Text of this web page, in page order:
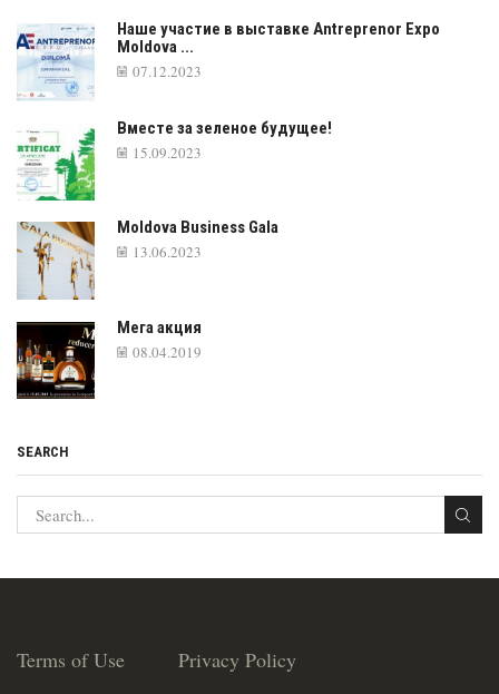
Наше участие в выставке Antreprenor Expo
Moldova ...
07.12.2023
Вместе за зеленое будущее!
15.09.2023
Moldova Business Gala
13.06.2023
Мега акция
08.04.2019
SEARCH
Terms of Use Privacy Policy